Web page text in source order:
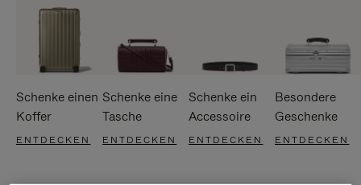
Schenke einen
Koffer
ENTDECKEN
Schenke eine
Tasche
ENTDECKEN
Schenke ein
Accessoire
ENTDECKEN
Besondere
Geschenke
ENTDECKEN